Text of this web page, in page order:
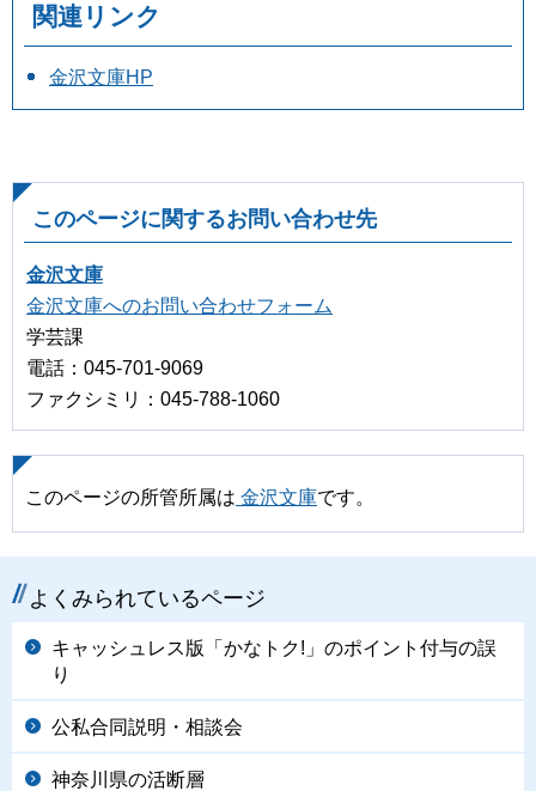
関連リンク
金沢文庫HP
このページに関するお問い合わせ先
金沢文庫
金沢文庫へのお問い合わせフォーム
学芸課
電話：045-701-9069
ファクシミリ：045-788-1060
このページの所管所属は 金沢文庫です。
よくみられているページ
キャッシュレス版「かなトク!」のポイント付与の誤
り
公私合同説明・相談会
神奈川県の活断層